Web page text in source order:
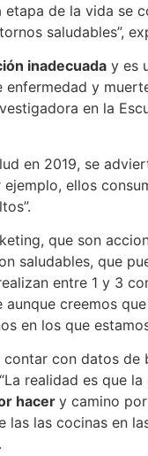
etapa de la vida se
saludables”,
inadecuada y es
enfermedad y
en la
en 2019, se
ejemplo, ellos
que son
saludables, que
entre 1 y 3
aunque creemos
en los que
con datos
realidad es que
hacer y camino
las cocinas en